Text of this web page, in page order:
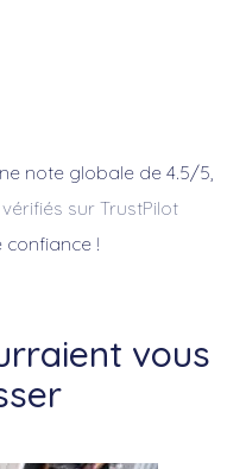
note globale de 4.5/5,
vérifiés sur TrustPilot
confiance !
vous